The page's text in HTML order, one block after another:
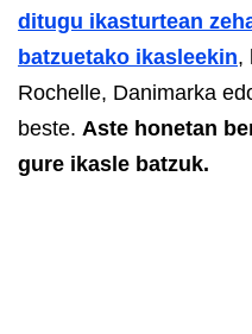
ditugu ikasturtean
batzuetako ikasleekin,
Rochelle, Danimarka
beste. Aste honetan
gure ikasle batzuk.